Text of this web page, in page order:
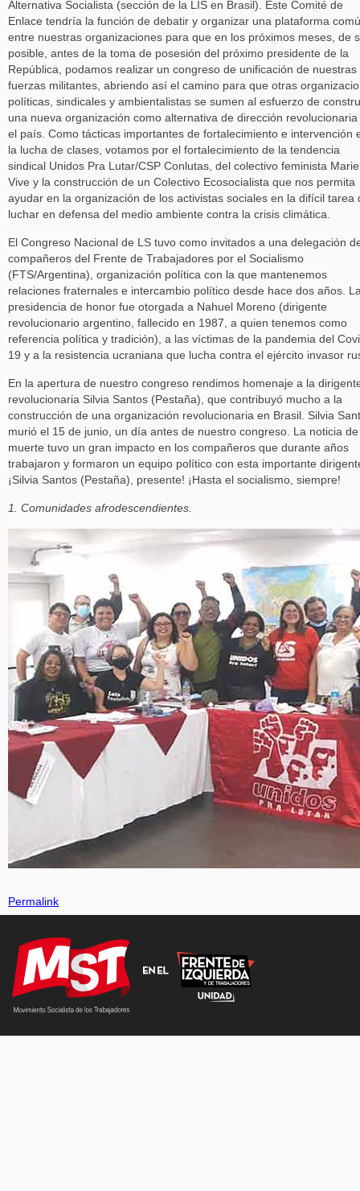
Alternativa Socialista (sección de la LIS en Brasil). Este Comité de
Enlace tendría la función de debatir y organizar una plataforma
entre nuestras organizaciones para que en los próximos meses, de
posible, antes de la toma de posesión del próximo presidente de la
República, podamos realizar un congreso de unificación de nuestras
fuerzas militantes, abriendo así el camino para que otras
políticas, sindicales y ambientalistas se sumen al esfuerzo de
una nueva organización como alternativa de dirección revolucionaria
el país. Como tácticas importantes de fortalecimiento e intervención
la lucha de clases, votamos por el fortalecimiento de la tendencia
sindical Unidos Pra Lutar/CSP Conlutas, del colectivo feminista
Vive y la construcción de un Colectivo Ecosocialista que nos permita
ayudar en la organización de los activistas sociales en la difícil tarea
luchar en defensa del medio ambiente contra la crisis climática.
El Congreso Nacional de LS tuvo como invitados a una delegación
compañeros del Frente de Trabajadores por el Socialismo
(FTS/Argentina), organización política con la que mantenemos
relaciones fraternales e intercambio político desde hace dos años.
presidencia de honor fue otorgada a Nahuel Moreno (dirigente
revolucionario argentino, fallecido en 1987, a quien tenemos como
referencia política y tradición), a las víctimas de la pandemia del
19 y a la resistencia ucraniana que lucha contra el ejército invasor
En la apertura de nuestro congreso rendimos homenaje a la
revolucionaria Silvia Santos (Pestaña), que contribuyó mucho a la
construcción de una organización revolucionaria en Brasil. Silvia
murió el 15 de junio, un día antes de nuestro congreso. La noticia
muerte tuvo un gran impacto en los compañeros que durante años
trabajaron y formaron un equipo político con esta importante
¡Silvia Santos (Pestaña), presente! ¡Hasta el socialismo, siempre!
1. Comunidades afrodescendientes.
Permalink